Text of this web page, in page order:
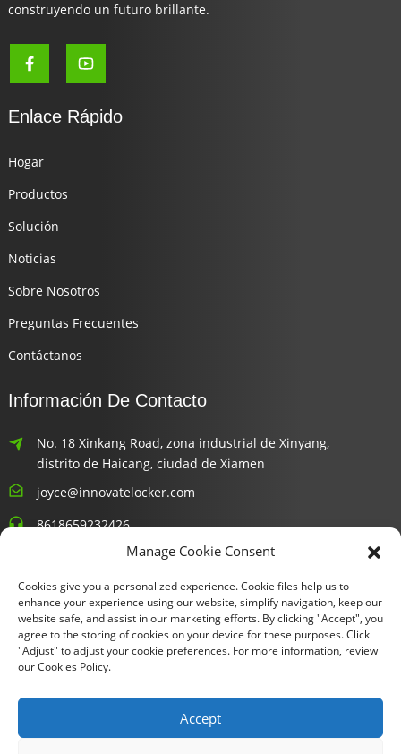
construyendo un futuro brillante.
Enlace Rápido
Hogar
Productos
Solución
Noticias
Sobre Nosotros
Preguntas Frecuentes
Contáctanos
Información De Contacto
No. 18 Xinkang Road, zona industrial de Xinyang,
distrito de Haicang, ciudad de Xiamen
joyce@innovatelocker.com
8618659232426
Introduce tu correo electrónico y te enviaremos la información
más reciente sobre nuestros planes.
Manage Cookie Consent
Cookies give you a personalized experience. Cookie files help us to
enhance your experience using our website, simplify navigation, keep our
website safe, and assist in our marketing efforts. By clicking "Accept", you
agree to the storing of cookies on your device for these purposes. Click
"Adjust" to adjust your cookie preferences. For more information, review
our Cookies Policy.
Accept